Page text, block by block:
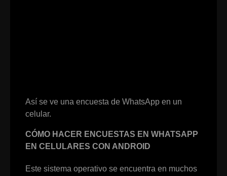
Así se ve una encuesta de WhatsApp en un
celular.
CÓMO HACER ENCUESTAS EN WHATSAPP
EN CELULARES CON ANDROID
Este sistema operativo se encuentra en muchos